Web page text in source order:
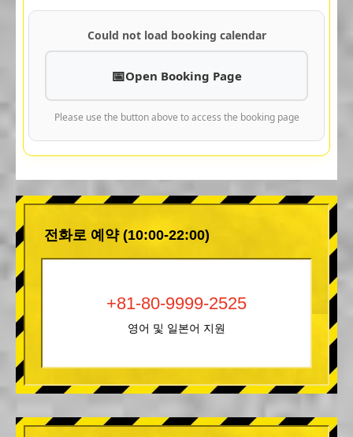
Could not load booking calendar
Open Booking Page
Please use the button above to access the booking page
전화로 예약 (10:00-22:00)
+81-80-9999-2525
영어 및 일본어 지원